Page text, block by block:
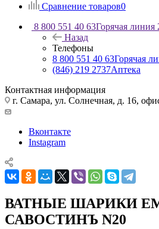
Сравнение товаров0
8 800 551 40 63Горячая линия
Назад
Телефоны
8 800 551 40 63Горячая
(846) 219 2737Аптека
Контактная информация
г. Самара, ул. Солнечная, д. 16,
Вконтакте
Instagram
ВАТНЫЕ ШАРИКИ
САВОСТИНЪ N20